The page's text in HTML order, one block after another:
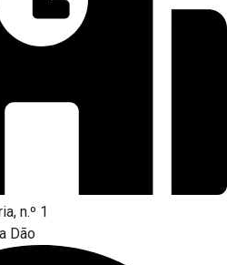
n.º 1
Dão